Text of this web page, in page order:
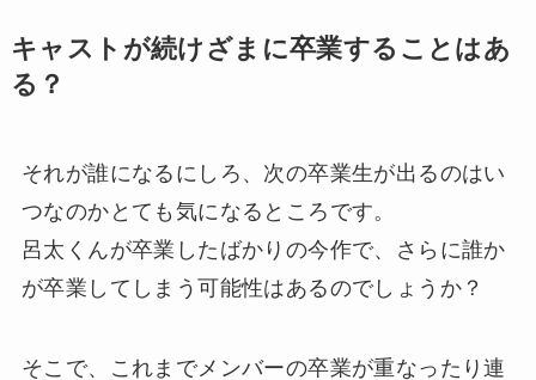
キャストが続けざまに卒業することはあ
る？
それが誰になるにしろ、次の卒業生が出るのはい
つなのかとても気になるところです。
呂太くんが卒業したばかりの今作で、さらに誰か
が卒業してしまう可能性はあるのでしょうか？
そこで、これまでメンバーの卒業が重なったり連